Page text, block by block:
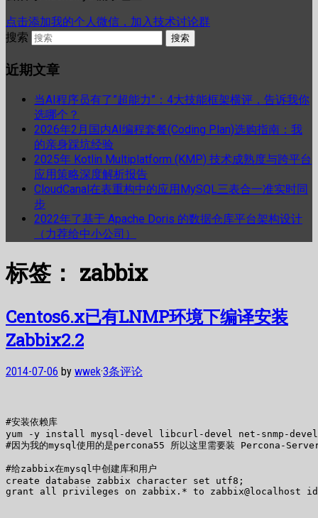
点击添加我的个人微信，加入技术讨论群
搜索
近期文章
当AI程序员有了”超能力”：4大技能框架横评，告诉我你
选哪个？
2026年2月国内AI编程套餐(Coding Plan)选购指南：我
的亲身踩坑经验
2025年 Kotlin Multiplatform (KMP) 技术成熟度与跨平台
应用策略深度解析报告
CloudCanal在表重构中的应用MySQL三表合一准实时同
步
2022年了基于 Apache Doris 的数据仓库平台架构设计
（力荐给中小公司）
标签： zabbix
Centos6.x已有LNMP环境下编译安装
Zabbix2.2
2014-07-06 by wwek·3条评论
#安装依赖库
yum -y install mysql-devel libcurl-devel net-snmp-devel
#因为我的mysql使用的是percona55 所以这里需要装 Percona-
#给zabbix在mysql中创建库和用户
create database zabbix character set utf8;
grant all privileges on zabbix.* to zabbix@localhost